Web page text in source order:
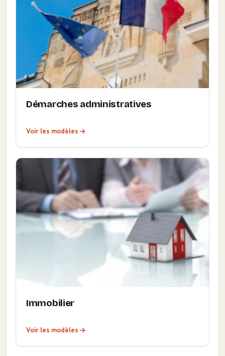
Démarches administratives
Voir les modèles
Immobilier
Voir les modèles